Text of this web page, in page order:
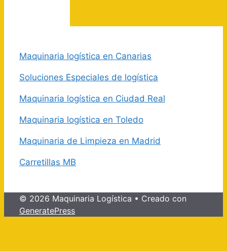
Maquinaria logística en Canarias
Soluciones Especiales de logística
Maquinaria logística en Ciudad Real
Maquinaria logística en Toledo
Maquinaria de Limpieza en Madrid
Carretillas MB
© 2026 Maquinaria Logística • Creado con
GeneratePress